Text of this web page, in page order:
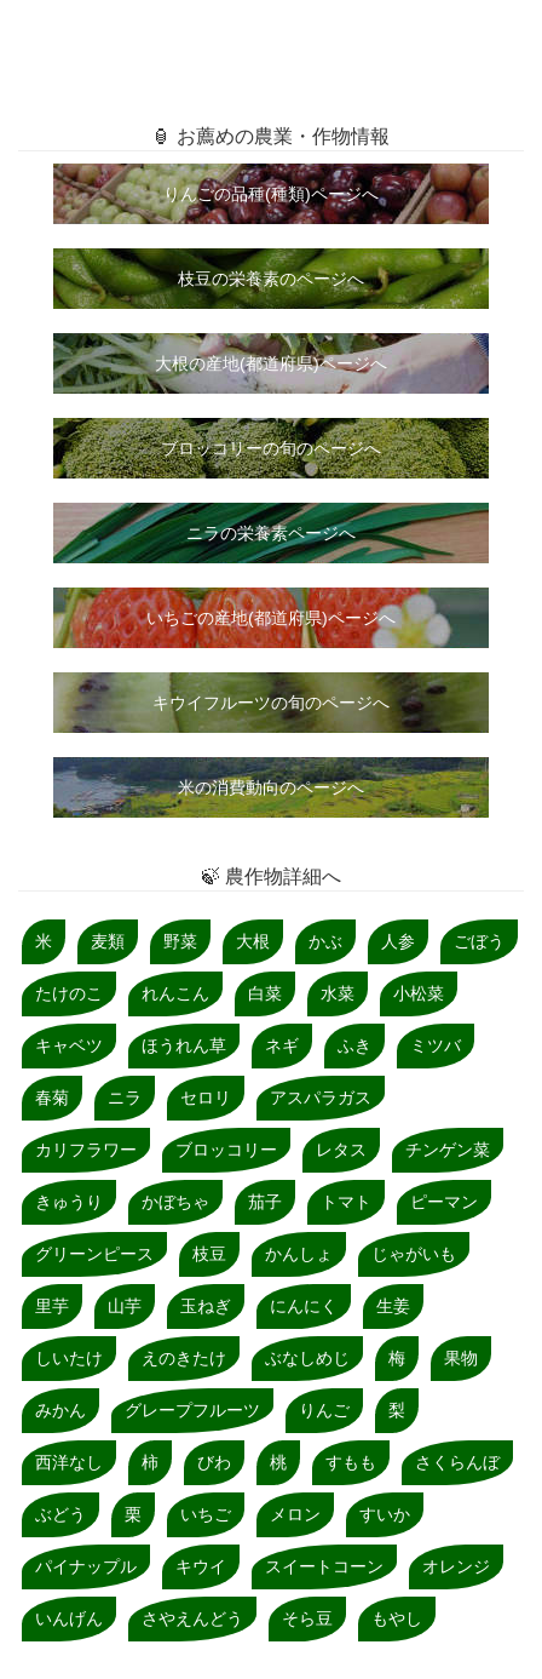
🏮 お薦めの農業・作物情報
りんごの品種(種類)ページへ
枝豆の栄養素のページへ
大根の産地(都道府県)ページへ
ブロッコリーの旬のページへ
ニラの栄養素ページへ
いちごの産地(都道府県)ページへ
キウイフルーツの旬のページへ
米の消費動向のページへ
🍃 農作物詳細へ
米 麦類 野菜 大根 かぶ 人参 ごぼう
たけのこ れんこん 白菜 水菜 小松菜
キャベツ ほうれん草 ネギ ふき ミツバ
春菊 ニラ セロリ アスパラガス
カリフラワー ブロッコリー レタス チンゲン菜
きゅうり かぼちゃ 茄子 トマト ピーマン
グリーンピース 枝豆 かんしょ じゃがいも
里芋 山芋 玉ねぎ にんにく 生姜
しいたけ えのきたけ ぶなしめじ 梅 果物
みかん グレープフルーツ りんご 梨
西洋なし 柿 びわ 桃 すもも さくらんぼ
ぶどう 栗 いちご メロン すいか
パイナップル キウイ スイートコーン オレンジ
いんげん さやえんどう そら豆 もやし